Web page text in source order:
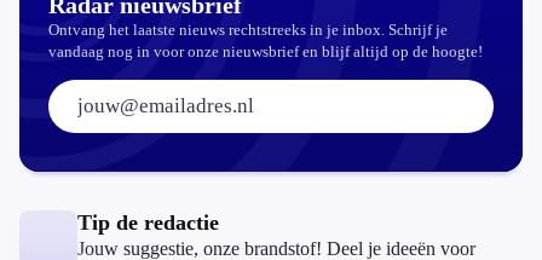
Ontvang het laatste nieuws rechtstreeks in je inbox. Schrijf je
vandaag nog in voor onze nieuwsbrief en blijf altijd op de hoogte!
E-mailadres:
Tip de redactie
Jouw suggestie, onze brandstof! Deel je ideeën voor